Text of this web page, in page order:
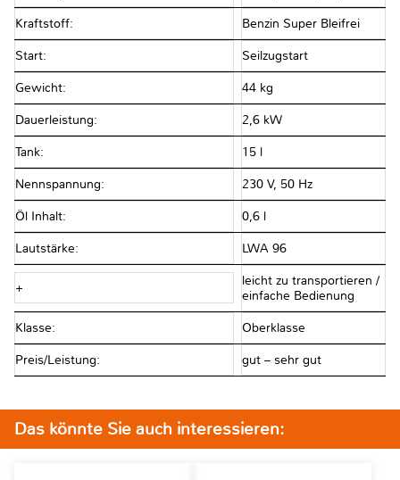
Kraftstoff: Benzin Super Bleifrei
Start: Seilzugstart
Gewicht: 44 kg
Dauerleistung: 2,6 kW
Tank: 15 l
Nennspannung: 230 V, 50 Hz
Öl Inhalt: 0,6 l
Lautstärke: LWA 96
+
leicht zu transportieren /
einfache Bedienung
Klasse: Oberklasse
Preis/Leistung: gut – sehr gut
Das könnte Sie auch interessieren: